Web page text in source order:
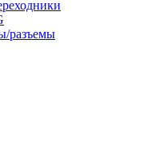
разъемы